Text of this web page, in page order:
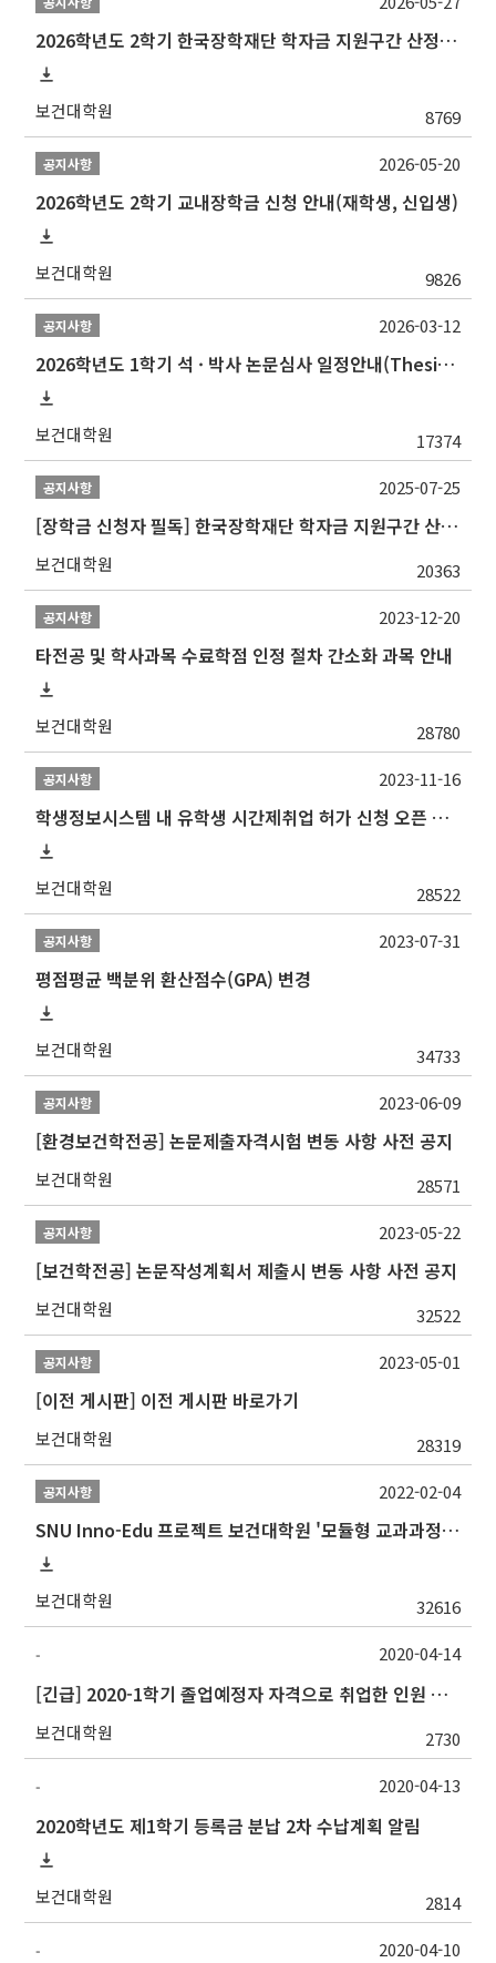
2026학년도 2학기 한국장학재단 학자금 지원구간 산정 신청 안내
보건대학원 8769
공지사항
2026학년도 2학기 교내장학금 신청 안내(재학생, 신입생)
보건대학원 9826
2026-05-20
공지사항
2026학년도 1학기 석 · 박사 논문심사 일정안내(Thesis Defense Schedules)
보건대학원 17374
2026-03-12
공지사항
[장학금 신청자 필독] 한국장학재단 학자금 지원구간 산정 권고
보건대학원 20363
2025-07-25
공지사항
타전공 및 학사과목 수료학점 인정 절차 간소화 과목 안내
보건대학원 28780
2023-12-20
공지사항
학생정보시스템 내 유학생 시간제취업 허가 신청 오픈 안내
보건대학원 28522
2023-11-16
공지사항
평점평균 백분위 환산점수(GPA) 변경
보건대학원 34733
2023-07-31
공지사항
[환경보건학전공] 논문제출자격시험 변동 사항 사전 공지
보건대학원 28571
2023-06-09
공지사항
[보건학전공] 논문작성계획서 제출시 변동 사항 사전 공지
보건대학원 32522
2023-05-22
공지사항
[이전 게시판] 이전 게시판 바로가기
보건대학원 28319
2023-05-01
공지사항
SNU Inno-Edu 프로젝트 보건대학원 '모듈형 교과과정' 안내(revised 2022/2/28)
보건대학원 32616
2022-02-04
-
[긴급] 2020-1학기 졸업예정자 자격으로 취업한 인원 조사(4/15(수) 23:59 限)
보건대학원 2730
2020-04-14
-
2020학년도 제1학기 등록금 분납 2차 수납계획 알림
보건대학원 2814
2020-04-13
- 2020-04-10